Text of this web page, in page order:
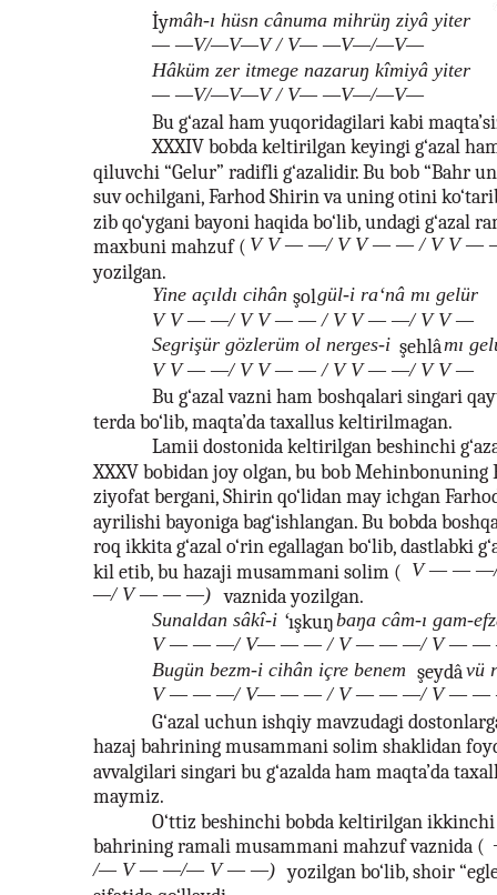
İymâh-ı hüsn cânuma mihrüŋ ziyâ yiter
— —V/—V—V / V— —V—/—V—
Hâküm zer itmege nazaruŋ kîmiyâ yiter
— —V/—V—V / V— —V—/—V—
Bu g‘azal ham yuqoridagilari kabi
XXXIV bobda keltirilgan keyingi g‘azal
qiluvchi “Gelur” radifli g‘azalidir. Bu bob “Bahr
suv ochilgani, Farhod Shirin va uning otini
zib qo‘ygani bayoni haqida bo‘lib, undagi g‘azal
maxbuni mahzuf ( V V — —/ V V — — / V V —
yozilgan.
Yine açıldı cihân şolgül-i ra‘nâ mı gelür
V V — —/ V V — — / V V — —/ V V —
Segrişür gözlerüm ol nerges-i şehlâmı
V V — —/ V V — — / V V — —/ V V —
Bu g‘azal vazni ham boshqalari singari
terda bo‘lib, maqta’da taxallus keltirilmagan.
Lamii dostonida keltirilgan beshinchi
XXXV bobidan joy olgan, bu bob Mehinbonuning
ziyofat bergani, Shirin qo‘lidan may ichgan
ayrilishi bayoniga bag‘ishlangan. Bu bobda
roq ikkita g‘azal o‘rin egallagan bo‘lib, dastlabki
kil etib, bu hazaji musammani solim ( V — —
—/ V — — —) vaznida yozilgan.
Sunaldan sâkî-i ‘ışkuŋbaŋa câm-ı gam-
V — — —/ V— — — / V — — —/ V — —
Bugün bezm-i cihân içre benem şeydâvü
V — — —/ V— — — / V — — —/ V — —
G‘azal uchun ishqiy mavzudagi
hazaj bahrining musammani solim shaklidan
avvalgilari singari bu g‘azalda ham maqta’da
maymiz.
O‘ttiz beshinchi bobda keltirilgan ikkinchi
bahrining ramali musammani mahzuf vaznida (
/— V — —/— V — —) yozilgan bo‘lib, shoir